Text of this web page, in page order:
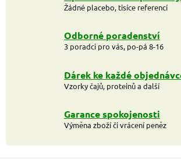
Žádné placebo, tisíce referencí
Odborné poradenství
3 poradci pro vás, po-pá 8-16
Dárek ke každé
Vzorky čajů, proteinů a další
Garance spokojenosti
Výměna zboží či vrácení peněz